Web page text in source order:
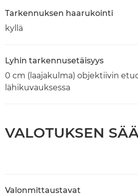
Tarkennuksen haarukointi
kyllä
Lyhin tarkennusetäisyys
0 cm (laajakulma) objektiivin
lähikuvauksessa
VALOTUKSEN
Valonmittaustavat